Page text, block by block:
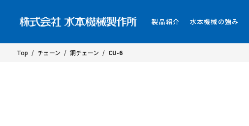
製品紹介 水本機械の強み
Top / チェーン / 銅チェーン / CU-6